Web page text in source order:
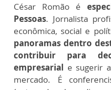
César Romão é
Pessoas. Jornalista
econômica, social e
panoramas dentro
contribuir para
empresarial e sugerir
mercado. É